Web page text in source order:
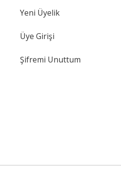
Yeni Üyelik
Üye Girişi
Şifremi Unuttum